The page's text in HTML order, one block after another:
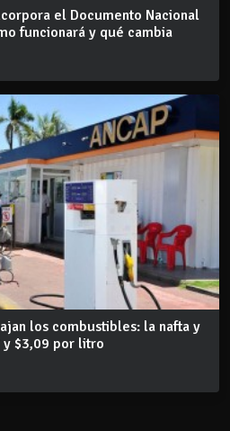
el Documento Nacional
funcionará y qué cambia
los combustibles: la nafta y
$3,09 por litro